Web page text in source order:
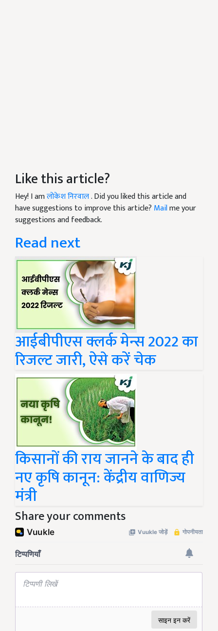
Like this article?
Hey! I amलोकेश निरवाल. Did you liked this article and
have suggestions to improve this article? Mailme your
suggestions and feedback.
Read next
आईबीपीएस क्लर्क मेन्स 2022 का
रिजल्ट जारी, ऐसे करें चेक
किसानों की राय जानने के बाद ही
नए कृषि कानून: केंद्रीय वाणिज्य
मंत्री
Share your comments